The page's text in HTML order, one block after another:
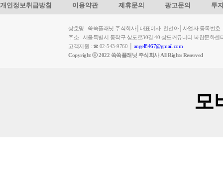
개인정보취급방침 이용약관 제휴문의 광고문의 투
상호명 : 쑥쑥플래닛 주식회사│대표이사: 천선아│사업자 등록번호
주소 : 서울특별시 동작구 상도로30길 40 상도커뮤니티 복합문화
고객지원 : ☎ 02-543-9760 │ angel8467@gmail.com
Copyright ⓒ 2022 쑥쑥플래닛 주식회사 All Rights Reserved
모